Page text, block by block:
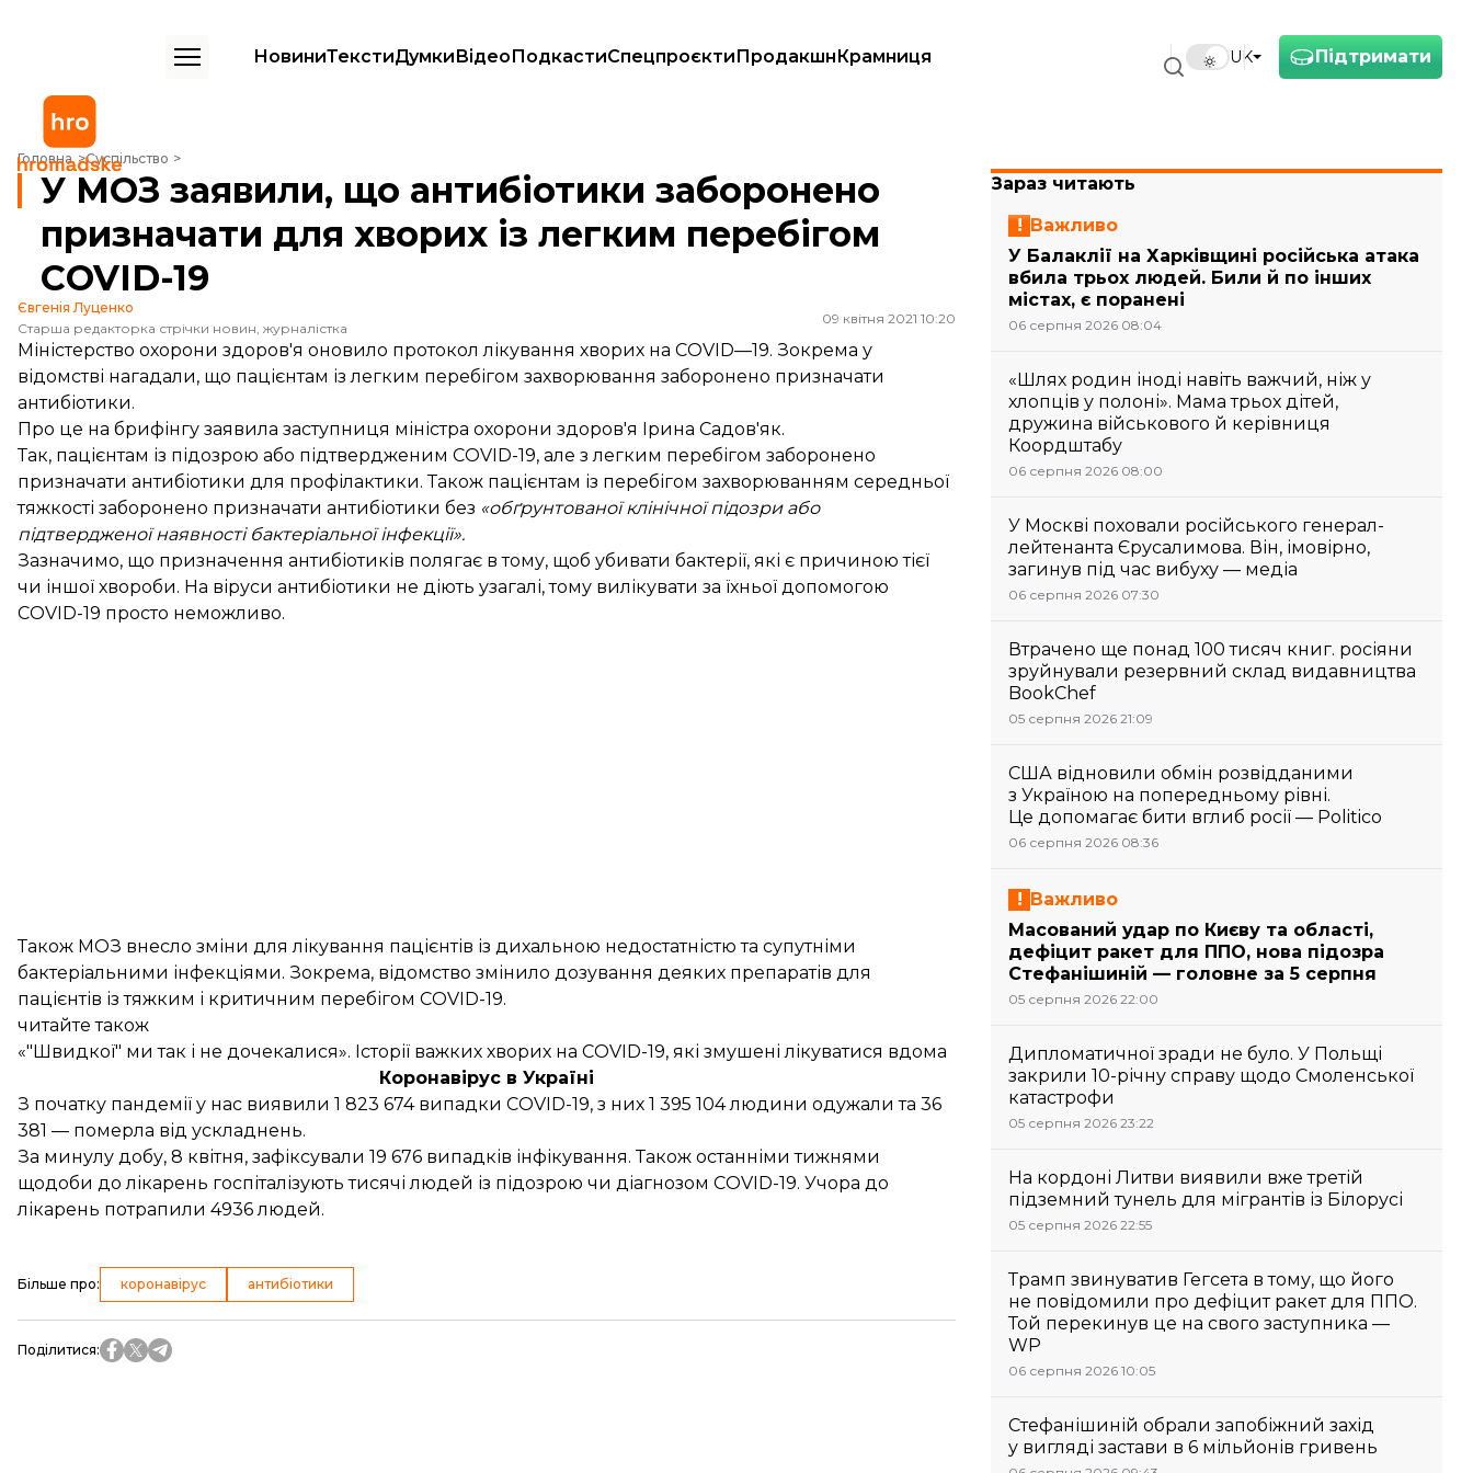
Підтримати
UK
НовиниТекстиДумкиВідеоПодкастиСпецпроєктиПродакшнКрамниця
Головна Суспільство
У МОЗ заявили, що антибіотики заборонено призначати для хворих із легким перебігом COVID-19
У МОЗ заявили, що антибіотики заборонено
призначати для хворих із легким перебігом
COVID-19
Євгенія Луценко
Старша редакторка стрічки новин, журналістка
09 квітня 2021 10:20
Міністерство охорони здоров'я оновило протокол лікування хворих на COVID—19. Зокрема у
відомстві нагадали, що пацієнтам із легким перебігом захворювання заборонено призначати
антибіотики.
Про це на брифінгу заявила заступниця міністра охорони здоров'я Ірина Садов'як.
Так, пацієнтам із підозрою або підтвердженим COVID-19, але з легким перебігом заборонено
призначати антибіотики для профілактики. Також пацієнтам із перебігом захворюванням середньої
тяжкості заборонено призначати антибіотики без «обґрунтованої клінічної підозри або
підтвердженої наявності бактеріальної інфекції».
Зазначимо, що призначення антибіотиків полягає в тому, щоб убивати бактерії, які є причиною тієї
чи іншої хвороби. На віруси антибіотики не діють узагалі, тому вилікувати за їхньої допомогою
COVID-19 просто неможливо.
Також МОЗ внесло зміни для лікування пацієнтів із дихальною недостатністю та супутніми
бактеріальними інфекціями. Зокрема, відомство змінило дозування деяких препаратів для
пацієнтів із тяжким і критичним перебігом COVID-19.
читайте також
«"Швидкої" ми так і не дочекалися». Історії важких хворих на COVID-19, які змушені лікуватися вдома
Коронавірус в Україні
З початку пандемії у нас виявили 1 823 674 випадки COVID-19, з них 1 395 104 людини одужали та 36
381 — померла від ускладнень.
За минулу добу, 8 квітня, зафіксували 19 676 випадків інфікування. Також останніми тижнями
щодоби до лікарень госпіталізують тисячі людей із підозрою чи діагнозом COVID-19. Учора до
лікарень потрапили 4936 людей.
Більше про: коронавірус антибіотики
Поділитися:
Зараз читають
Важливо
У Балаклії на Харківщині російська атака
вбила трьох людей. Били й по інших
містах, є поранені
06 серпня 2026 08:04
«Шлях родин іноді навіть важчий, ніж у
хлопців у полоні». Мама трьох дітей,
дружина військового й керівниця
Коордштабу
06 серпня 2026 08:00
У Москві поховали російського генерал-
лейтенанта Єрусалимова. Він, імовірно,
загинув під час вибуху — медіа
06 серпня 2026 07:30
Втрачено ще понад 100 тисяч книг. росіяни
зруйнували резервний склад видавництва
BookChef
05 серпня 2026 21:09
США відновили обмін розвідданими
з Україною на попередньому рівні.
Це допомагає бити вглиб росії — Politico
06 серпня 2026 08:36
Важливо
Масований удар по Києву та області,
дефіцит ракет для ППО, нова підозра
Стефанішиній — головне за 5 серпня
05 серпня 2026 22:00
Дипломатичної зради не було. У Польщі
закрили 10-річну справу щодо Смоленської
катастрофи
05 серпня 2026 23:22
На кордоні Литви виявили вже третій
підземний тунель для мігрантів із Білорусі
05 серпня 2026 22:55
Трамп звинуватив Гегсета в тому, що його
не повідомили про дефіцит ракет для ППО.
Той перекинув це на свого заступника —
WP
06 серпня 2026 10:05
Стефанішиній обрали запобіжний захід
у вигляді застави в 6 мільйонів гривень